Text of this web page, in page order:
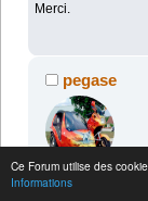
Ce Forum utilise des
Informations
Merci.
pegase